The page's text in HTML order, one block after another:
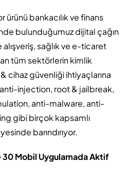
bankacılık ve finans
bulunduğumuz dijital çağın
sağlık ve e-ticaret
tüm sektörlerin kimlik
cihaz güvenliği ihtiyaçlarına
injection, root & jailbreak,
anti-malware, anti-
gibi birçok kapsamlı
barındırıyor.
30 Mobil Uygulamada Aktif